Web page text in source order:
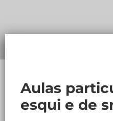
Aulas
esqui e de